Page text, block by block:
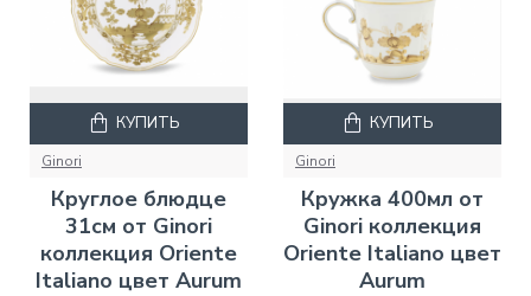
Ginori
Круглое блюдце
31см от Ginori
коллекция Oriente
Italiano цвет Aurum
КУПИТЬ
Ginori
Кружка 400мл от
Ginori коллекция
Oriente Italiano цвет
Aurum
КУПИТЬ